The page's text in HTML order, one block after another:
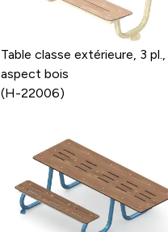
Table classe extérieure, 3 pl.,
aspect bois
(H-22006)